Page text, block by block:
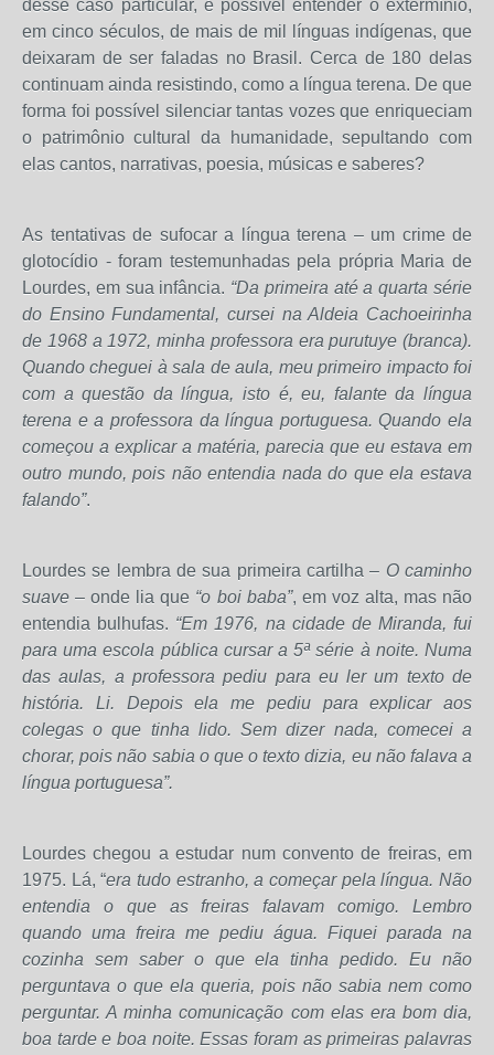
desse caso particular, é possível entender o extermínio,
em cinco séculos, de mais de mil línguas indígenas, que
deixaram de ser faladas no Brasil. Cerca de 180 delas
continuam ainda resistindo, como a língua terena. De que
forma foi possível silenciar tantas vozes que enriqueciam
o patrimônio cultural da humanidade, sepultando com
elas cantos, narrativas, poesia, músicas e saberes?
As tentativas de sufocar a língua terena – um crime de
glotocídio - foram testemunhadas pela própria Maria de
Lourdes, em sua infância. “Da primeira até a quarta série
do Ensino Fundamental, cursei na Aldeia Cachoeirinha
de 1968 a 1972, minha professora era purutuye (branca).
Quando cheguei à sala de aula, meu primeiro impacto foi
com a questão da língua, isto é, eu, falante da língua
terena e a professora da língua portuguesa. Quando ela
começou a explicar a matéria, parecia que eu estava em
outro mundo, pois não entendia nada do que ela estava
falando”.
Lourdes se lembra de sua primeira cartilha – O caminho
suave – onde lia que “o boi baba”, em voz alta, mas não
entendia bulhufas. “Em 1976, na cidade de Miranda, fui
para uma escola pública cursar a 5ª série à noite. Numa
das aulas, a professora pediu para eu ler um texto de
história. Li. Depois ela me pediu para explicar aos
colegas o que tinha lido. Sem dizer nada, comecei a
chorar, pois não sabia o que o texto dizia, eu não falava a
língua portuguesa”.
Lourdes chegou a estudar num convento de freiras, em
1975. Lá, “era tudo estranho, a começar pela língua. Não
entendia o que as freiras falavam comigo. Lembro
quando uma freira me pediu água. Fiquei parada na
cozinha sem saber o que ela tinha pedido. Eu não
perguntava o que ela queria, pois não sabia nem como
perguntar. A minha comunicação com elas era bom dia,
boa tarde e boa noite. Essas foram as primeiras palavras